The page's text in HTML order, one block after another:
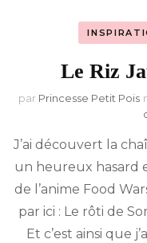
Le Riz
par Princesse Petit Pois
J’ai découvert la
un heureux hasard
de l’anime Food
par ici : Le rôti de
Et c’est ainsi que